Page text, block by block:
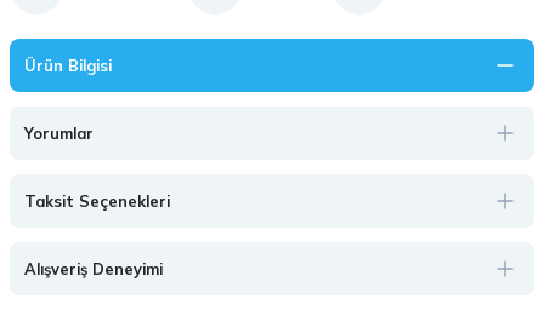
Ürün Bilgisi
Yorumlar
Taksit Seçenekleri
Alışveriş Deneyimi